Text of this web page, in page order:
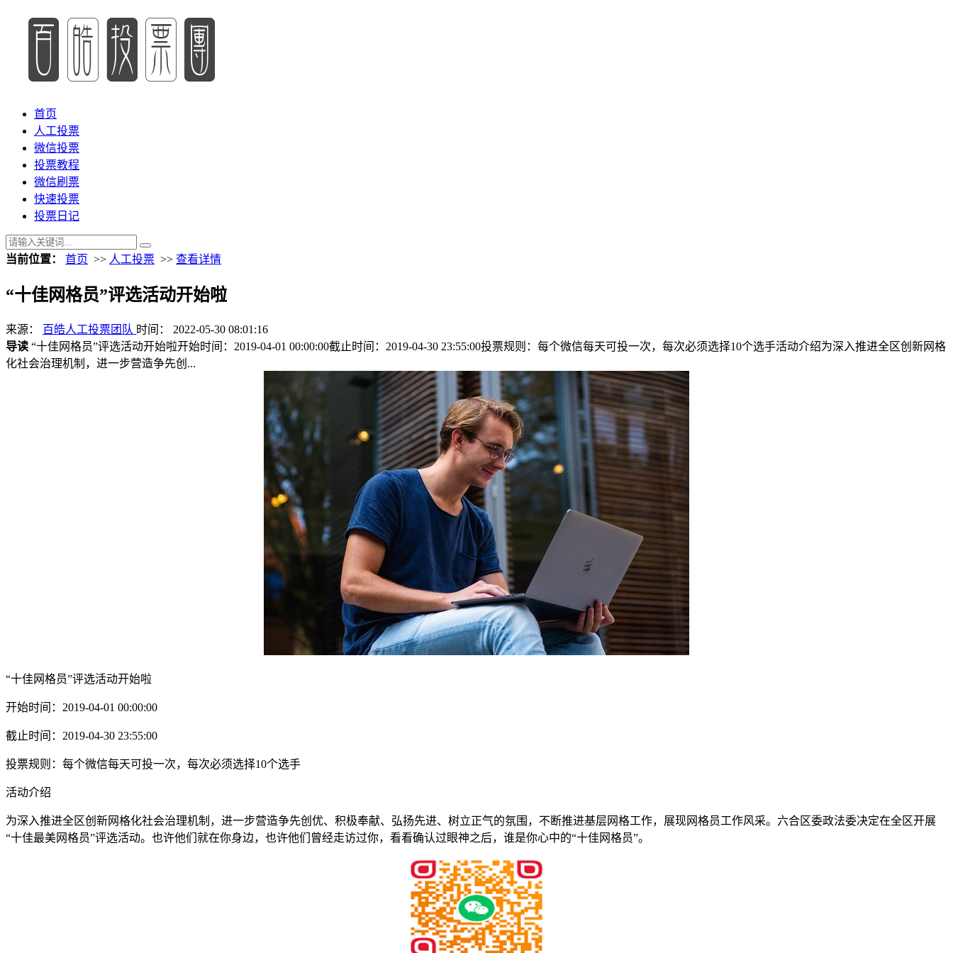
首页
人工投票
微信投票
投票教程
微信刷票
快速投票
投票日记
当前位置： 首页 >> 人工投票 >> 查看详情
“十佳网格员”评选活动开始啦
来源： 百皓人工投票团队 时间： 2022-05-30 08:01:16
导读 “十佳网格员”评选活动开始啦开始时间：2019-04-01 00:00:00截止时间：2019-04-30 23:55:00投票规则：每个微信每天可投一次，每次必须选择10个选手活动介绍为深入推进全区创新网格
化社会治理机制，进一步营造争先创...
“十佳网格员”评选活动开始啦
开始时间：2019-04-01 00:00:00
截止时间：2019-04-30 23:55:00
投票规则：每个微信每天可投一次，每次必须选择10个选手
活动介绍
为深入推进全区创新网格化社会治理机制，进一步营造争先创优、积极奉献、弘扬先进、树立正气的氛围，不断推进基层网格工作，展现网格员工作风采。六合区委政法委决定在全区开展
“十佳最美网格员”评选活动。也许他们就在你身边，也许他们曾经走访过你，看看确认过眼神之后，谁是你心中的“十佳网格员”。